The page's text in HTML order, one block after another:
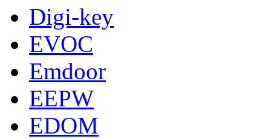
Digi-key
EVOC
Emdoor
EEPW
EDOM